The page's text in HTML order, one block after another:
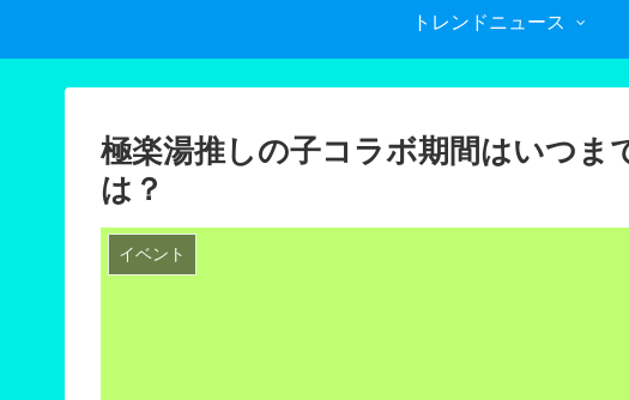
トレンドニュース
極楽湯推しの子コラボ期間はいつま
は？
イベント